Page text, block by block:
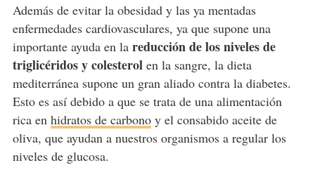
Además de evitar la obesidad y las ya mentadas
enfermedades cardiovasculares, ya que supone una
importante ayuda en la reducción de los niveles de
triglicéridos y colesterol en la sangre, la dieta
mediterránea supone un gran aliado contra la diabetes.
Esto es así debido a que se trata de una alimentación
rica en hidratos de carbonoy el consabido aceite de
oliva, que ayudan a nuestros organismos a regular los
niveles de glucosa.